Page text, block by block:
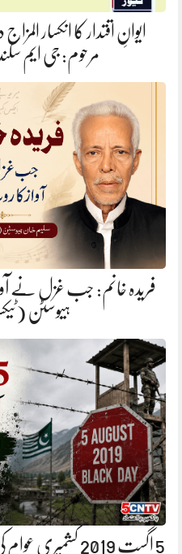
ایوانِ اقتدار کا انکسار
مرحوم: جی ایم
فریدہ خانم: جب غزل نے
ہیوسٹن
5 اگست 2019